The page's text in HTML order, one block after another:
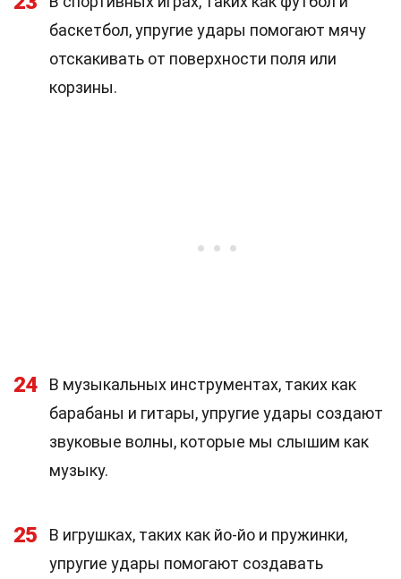
баскетбол, упругие удары помогают мячу
отскакивать от поверхности поля или
корзины.
24
В музыкальных инструментах, таких как
барабаны и гитары, упругие удары создают
звуковые волны, которые мы слышим как
музыку.
25
В игрушках, таких как йо-йо и пружинки,
упругие удары помогают создавать